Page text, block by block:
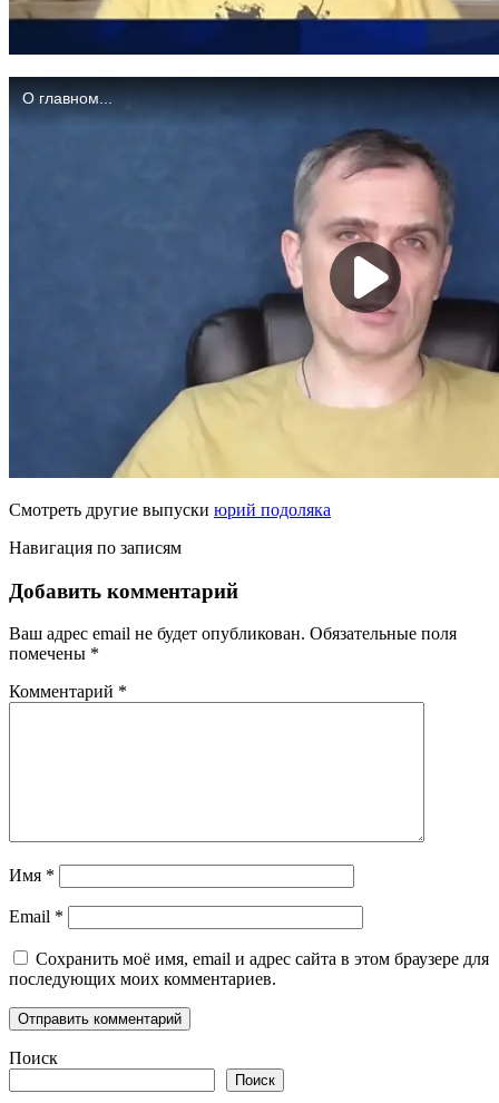
Смотреть другие выпуски юрий подоляка
Навигация по записям
Добавить комментарий
Ваш адрес email не будет опубликован. Обязательные поля
помечены *
Комментарий *
Имя *
Email *
Сохранить моё имя, email и адрес сайта в этом браузере для
последующих моих комментариев.
Поиск
Поиск